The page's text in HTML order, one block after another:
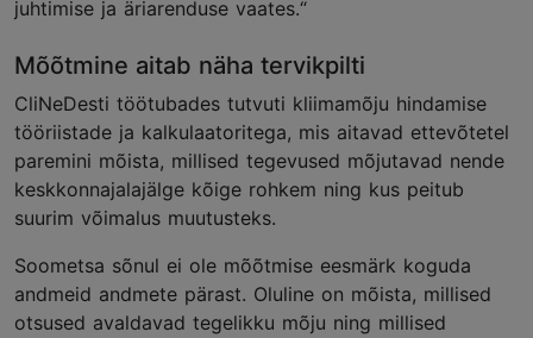
juhtimise ja äriarenduse vaates.“
Mõõtmine aitab näha tervikpilti
CliNeDesti töötubades tutvuti kliimamõju hindamise
tööriistade ja kalkulaatoritega, mis aitavad ettevõtetel
paremini mõista, millised tegevused mõjutavad nende
keskkonnajalajälge kõige rohkem ning kus peitub
suurim võimalus muutusteks.
Soometsa sõnul ei ole mõõtmise eesmärk koguda
andmeid andmete pärast. Oluline on mõista, millised
otsused avaldavad tegelikku mõju ning millised